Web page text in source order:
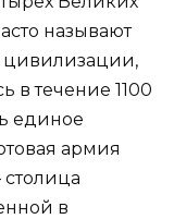
называют
цивилизации,
в течение 1100
единое
армия
в